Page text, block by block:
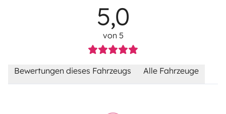
5,0
von 5
Bewertungen dieses Fahrzeugs Alle Fahrzeuge